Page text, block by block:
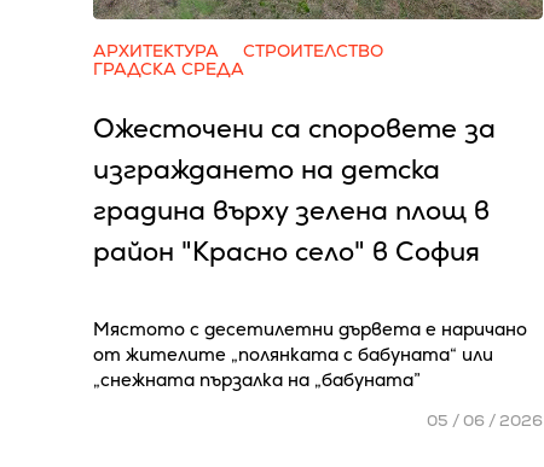
АРХИТЕКТУРА
СТРОИТЕЛСТВО
ГРАДСКА СРЕДА
Ожесточени са споровете за
изграждането на детска
градина върху зелена площ в
район "Красно село" в София
Мястото с десетилетни дървета е наричано
от жителите „полянката с бабуната“ или
„снежната пързалка на „бабуната”
05 / 06 / 2026